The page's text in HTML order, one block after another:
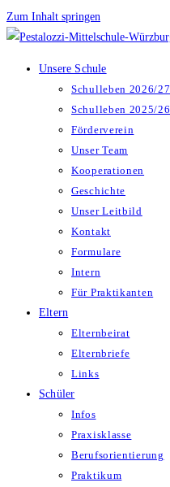
Zum Inhalt springen
Unsere Schule
Schulleben 2026/27
Schulleben 2025/26
Förderverein
Unser Team
Kooperationen
Geschichte
Unser Leitbild
Kontakt
Formulare
Intern
Für Praktikanten
Eltern
Elternbeirat
Elternbriefe
Links
Schüler
Infos
Praxisklasse
Berufsorientierung
Praktikum